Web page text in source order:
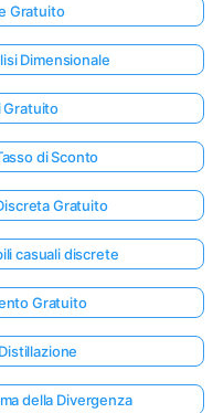
Gratuito
Dimensionale
Gratuito
di Sconto
Gratuito
casuali discrete
Gratuito
della Divergenza